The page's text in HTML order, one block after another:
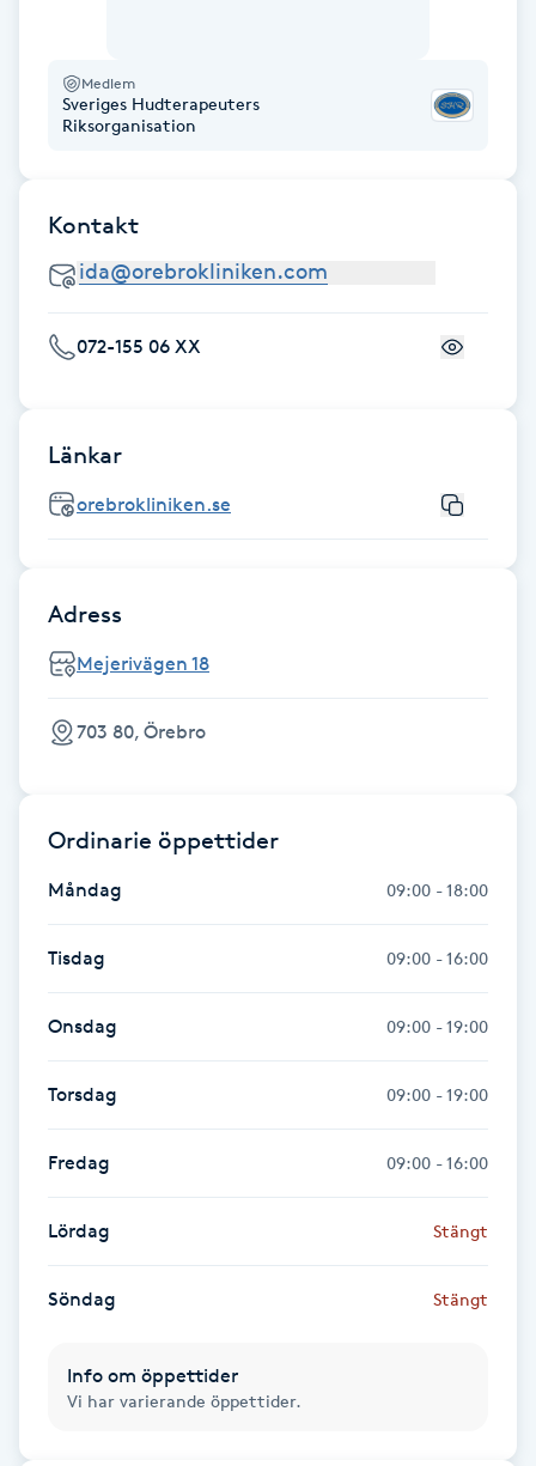
Hårvård
IR-massage
Kemisk peeling
Keratinbehandling
Kinesiologi
Kinesisk medicin
Kiropraktik
Klangmassage
Klippning
Klippning & Slingor
Klippning ungdom
Medlem
Sveriges Hudterapeuters
Riksorganisation
Kontakt
072-155 06 XX
Länkar
orebrokliniken.se
Adress
Mejerivägen 18
703 80, Örebro
Ordinarie öppettider
Måndag 09:00 - 18:00
Tisdag 09:00 - 16:00
Onsdag 09:00 - 19:00
Torsdag 09:00 - 19:00
Fredag 09:00 - 16:00
Lördag Stängt
Söndag Stängt
Info om öppettider
Vi har varierande öppettider.